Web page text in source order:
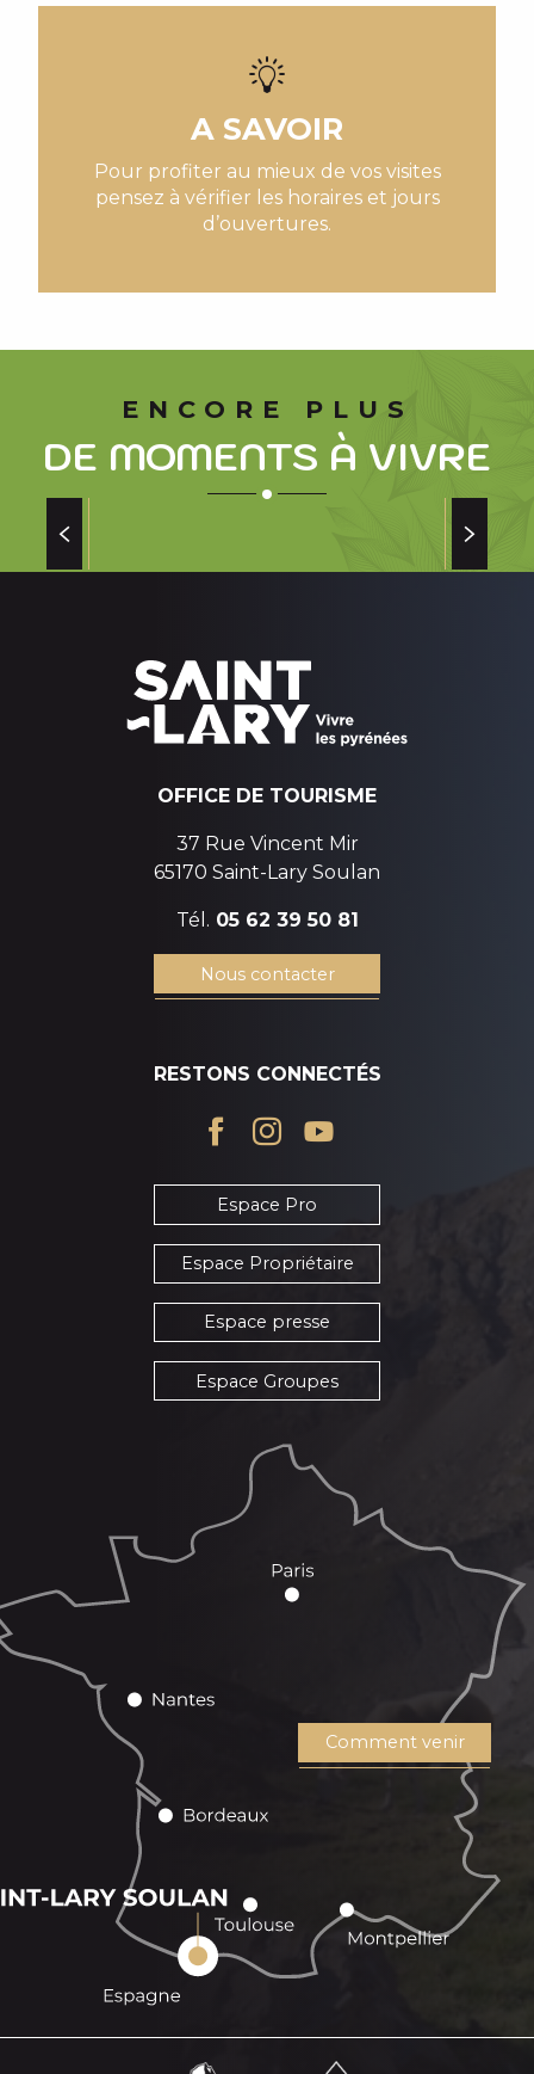
A SAVOIR
Pour profiter au mieux de vos visites
pensez à vérifier les horaires et jours
d’ouvertures.
ENCORE PLUS
DE MOMENTS À VIVRE
OFFICE DE TOURISME
37 Rue Vincent Mir
65170 Saint-Lary Soulan
Tél. 05 62 39 50 81
Nous contacter
RESTONS CONNECTÉS
Espace Pro
Espace Propriétaire
Espace presse
Espace Groupes
Comment venir